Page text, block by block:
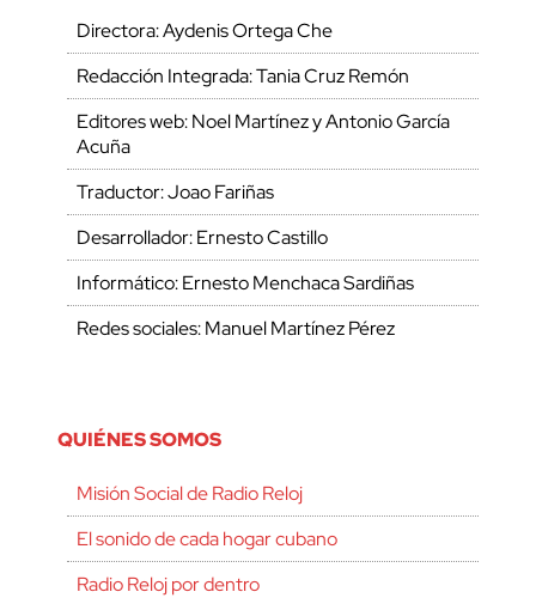
Directora: Aydenis Ortega Che
Redacción Integrada: Tania Cruz Remón
Editores web: Noel Martínez y Antonio García
Acuña
Traductor: Joao Fariñas
Desarrollador: Ernesto Castillo
Informático: Ernesto Menchaca Sardiñas
Redes sociales: Manuel Martínez Pérez
QUIÉNES SOMOS
Misión Social de Radio Reloj
El sonido de cada hogar cubano
Radio Reloj por dentro